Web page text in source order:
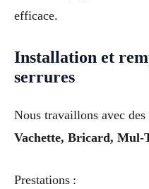
efficace.
Installation et
serrures
Nous travaillons avec
Vachette, Bricard, Mul-
Prestations :